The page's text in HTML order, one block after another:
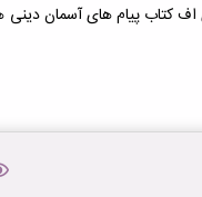
کتاب پیام های آسمان دینی